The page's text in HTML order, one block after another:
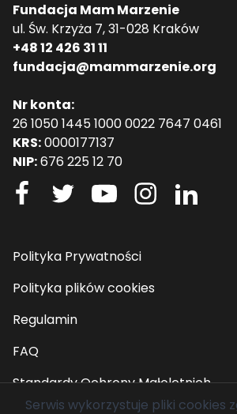
Fundacja Mam Marzenie
ul. Św. Krzyża 7, 31-028 Kraków
+48 12 426 31 11
fundacja@mammarzenie.org
Nr konta:
26 1050 1445 1000 0022 7647 0461
KRS:0000177137
NIP:676 225 12 70
Polityka Prywatności
Polityka plików cookies
Regulamin
FAQ
Standardy Ochrony Małoletnich
Serwis wykorzystuje pliki cookies